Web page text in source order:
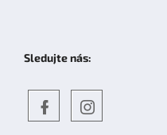
Sledujte nás: